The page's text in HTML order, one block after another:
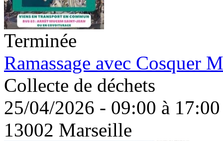
Terminée
Ramassage avec Cosquer
Collecte de déchets
25/04/2026 - 09:00 à 17:00
13002 Marseille